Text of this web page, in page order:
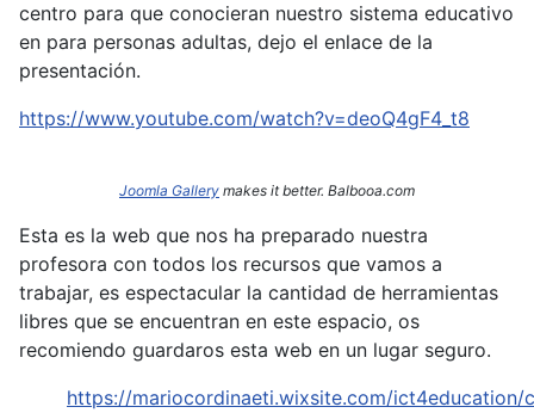
centro para que conocieran nuestro sistema educativo
en para personas adultas, dejo el enlace de la
presentación.
https://www.youtube.com/watch?v=deoQ4gF4_t8
Joomla Gallery makes it better. Balbooa.com
Esta es la web que nos ha preparado nuestra
profesora con todos los recursos que vamos a
trabajar, es espectacular la cantidad de herramientas
libres que se encuentran en este espacio, os
recomiendo guardaros esta web en un lugar seguro.
https://mariocordinaeti.wixsite.com/ict4education/